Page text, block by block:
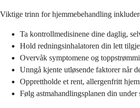
Viktige trinn for hjemmebehandling
Ta kontrollmedisinene dine daglig,
Hold redningsinhalatoren din lett
Overvåk symptomene og
Unngå kjente utløsende faktorer når
Opprettholde et rent, allergenfritt
Følg astmahandlingsplanen din